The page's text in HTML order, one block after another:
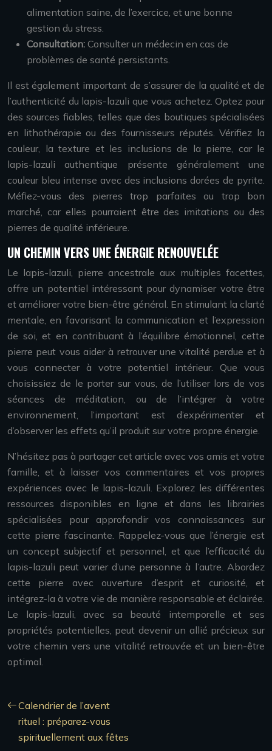
alimentation saine, de l’exercice, et une bonne
gestion du stress.
Consultation: Consulter un médecin en cas de
problèmes de santé persistants.
Il est également important de s’assurer de la qualité et de
l’authenticité du lapis-lazuli que vous achetez. Optez pour
des sources fiables, telles que des boutiques spécialisées
en lithothérapie ou des fournisseurs réputés. Vérifiez la
couleur, la texture et les inclusions de la pierre, car le
lapis-lazuli authentique présente généralement une
couleur bleu intense avec des inclusions dorées de pyrite.
Méfiez-vous des pierres trop parfaites ou trop bon
marché, car elles pourraient être des imitations ou des
pierres de qualité inférieure.
UN CHEMIN VERS UNE ÉNERGIE RENOUVELÉE
Le lapis-lazuli, pierre ancestrale aux multiples facettes,
offre un potentiel intéressant pour dynamiser votre être
et améliorer votre bien-être général. En stimulant la clarté
mentale, en favorisant la communication et l’expression
de soi, et en contribuant à l’équilibre émotionnel, cette
pierre peut vous aider à retrouver une vitalité perdue et à
vous connecter à votre potentiel intérieur. Que vous
choisissiez de le porter sur vous, de l’utiliser lors de vos
séances de méditation, ou de l’intégrer à votre
environnement, l’important est d’expérimenter et
d’observer les effets qu’il produit sur votre propre énergie.
N’hésitez pas à partager cet article avec vos amis et votre
famille, et à laisser vos commentaires et vos propres
expériences avec le lapis-lazuli. Explorez les différentes
ressources disponibles en ligne et dans les librairies
spécialisées pour approfondir vos connaissances sur
cette pierre fascinante. Rappelez-vous que l’énergie est
un concept subjectif et personnel, et que l’efficacité du
lapis-lazuli peut varier d’une personne à l’autre. Abordez
cette pierre avec ouverture d’esprit et curiosité, et
intégrez-la à votre vie de manière responsable et éclairée.
Le lapis-lazuli, avec sa beauté intemporelle et ses
propriétés potentielles, peut devenir un allié précieux sur
votre chemin vers une vitalité retrouvée et un bien-être
optimal.
Calendrier de l’avent
rituel : préparez-vous
spirituellement aux fêtes